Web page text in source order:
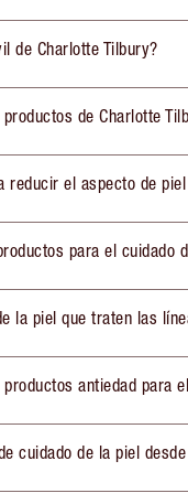
de Charlotte Tilbury?
de Charlotte
reducir el aspecto de
para el
la piel que traten las
antiedad para
cuidado de la piel